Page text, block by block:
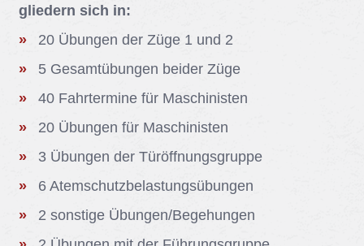
gliedern sich in:
20 Übun­gen der Züge 1 und 2
5 Ge­samt­übun­gen bei­der Züge
40 Fahr­ter­mi­ne für Ma­schi­nis­ten
20 Übun­gen für Ma­schi­nis­ten
3 Übun­gen der Tür­öff­nungs­grup­pe
6 Atem­schutz­be­las­tungs­übun­gen
2 sons­ti­ge Übun­gen/​Be­ge­hun­gen